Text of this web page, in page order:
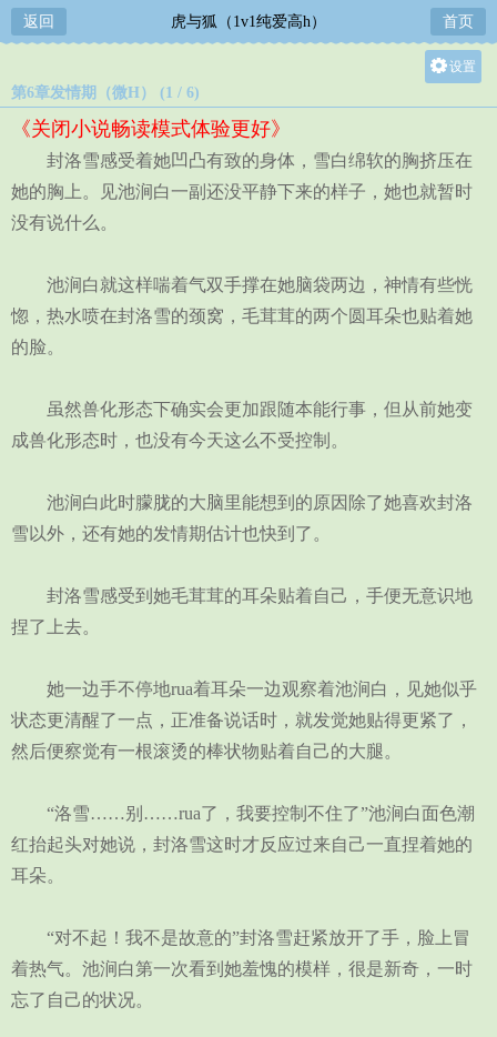
返回 虎与狐（1v1纯爱高h） 首页
设置
中
小
第6章发情期（微H） (1 / 6)
《关闭小说畅读模式体验更好》
封洛雪感受着她凹凸有致的身体，雪白绵软的胸挤压在
她的胸上。见池涧白一副还没平静下来的样子，她也就暂时
没有说什么。
池涧白就这样喘着气双手撑在她脑袋两边，神情有些恍
惚，热水喷在封洛雪的颈窝，毛茸茸的两个圆耳朵也贴着她
的脸。
虽然兽化形态下确实会更加跟随本能行事，但从前她变
成兽化形态时，也没有今天这么不受控制。
池涧白此时朦胧的大脑里能想到的原因除了她喜欢封洛
雪以外，还有她的发情期估计也快到了。
封洛雪感受到她毛茸茸的耳朵贴着自己，手便无意识地
捏了上去。
她一边手不停地rua着耳朵一边观察着池涧白，见她似乎
状态更清醒了一点，正准备说话时，就发觉她贴得更紧了，
然后便察觉有一根滚烫的棒状物贴着自己的大腿。
“洛雪……别……rua了，我要控制不住了”池涧白面色潮
红抬起头对她说，封洛雪这时才反应过来自己一直捏着她的
耳朵。
“对不起！我不是故意的”封洛雪赶紧放开了手，脸上冒
着热气。池涧白第一次看到她羞愧的模样，很是新奇，一时
忘了自己的状况。